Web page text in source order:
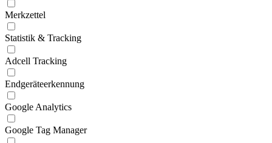
Merkzettel
Statistik & Tracking
Adcell Tracking
Endgeräteerkennung
Google Analytics
Google Tag Manager